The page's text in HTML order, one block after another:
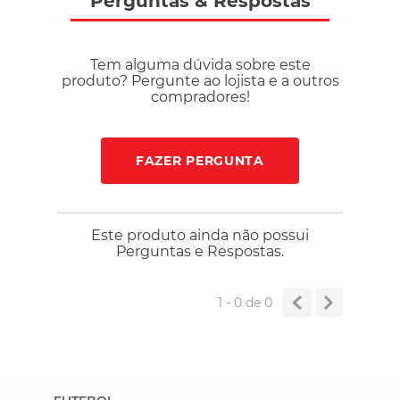
Tem alguma dúvida sobre este
produto? Pergunte ao lojista e a outros
compradores!
FAZER PERGUNTA
Este produto ainda não possui
Perguntas e Respostas.
1 - 0de 0